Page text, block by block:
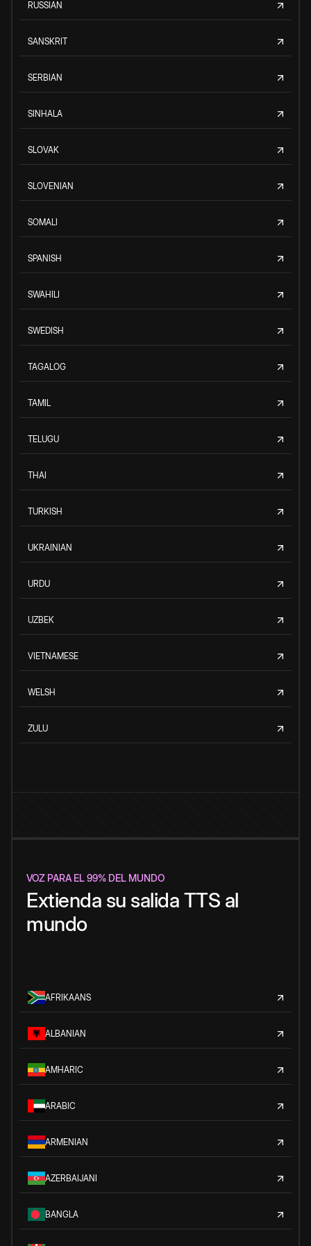
RUSSIAN
SANSKRIT
SERBIAN
SINHALA
SLOVAK
SLOVENIAN
SOMALI
SPANISH
SWAHILI
SWEDISH
TAGALOG
TAMIL
TELUGU
THAI
TURKISH
UKRAINIAN
URDU
UZBEK
VIETNAMESE
WELSH
ZULU
VOZ PARA EL 99% DEL MUNDO
Extienda su salida TTS al
mundo
AFRIKAANS
ALBANIAN
AMHARIC
ARABIC
ARMENIAN
AZERBAIJANI
BANGLA